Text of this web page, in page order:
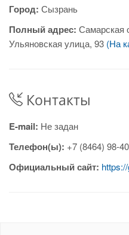
Город: Сызрань
Полный адрес: Самарская
Ульяновская улица, 93 (На
Контакты
E-mail: Не задан
Телефон(ы): +7 (8464) 98-
Официальный сайт: